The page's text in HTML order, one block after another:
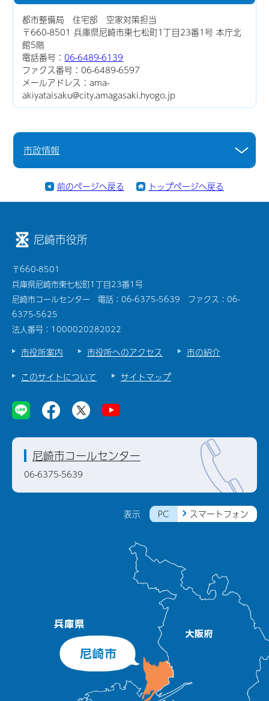
都市整備局 住宅部 空家対策担当
〒660-8501 兵庫県尼崎市東七松町1丁目23番1号 本庁北
館5階
電話番号：06-6489-6139
ファクス番号：06-6489-6597
メールアドレス：ama-
akiyataisaku@city.amagasaki.hyogo.jp
市政情報
前のページへ戻る トップページへ戻る
尼崎市役所
〒660-8501
兵庫県尼崎市東七松町1丁目23番1号
尼崎市コールセンター 電話：06-6375-5639 ファクス：06-
6375-5625
法人番号：1000020282022
市役所案内 市役所へのアクセス
市の紹介
このサイトについて
サイトマップ
表示 PC スマートフォン
尼崎市コールセンター
06-6375-5639